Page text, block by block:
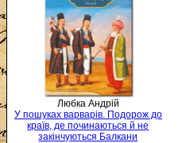
Любка Андрій
У пошуках варварів. Подорож до
країв, де починаються й не
закінчуються Балкани